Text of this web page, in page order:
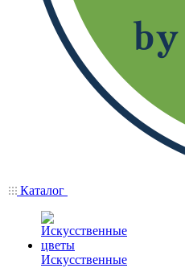
Каталог
Искусственные